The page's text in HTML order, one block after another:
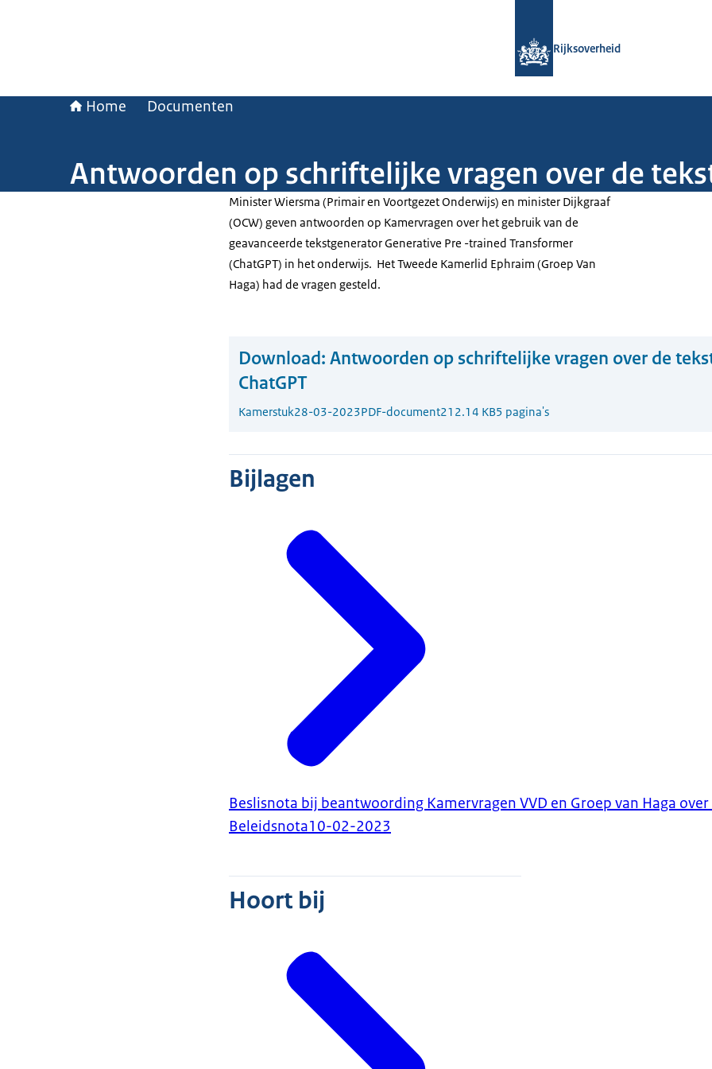
Rijksoverheid
Home Documenten
Antwoorden op schriftelijke vragen over de
Minister Wiersma (Primair en Voortgezet Onderwijs) en minister Dijkgraaf
(OCW) geven antwoorden op Kamervragen over het gebruik van de
geavanceerde tekstgenerator Generative Pre -trained Transformer
(ChatGPT) in het onderwijs. Het Tweede Kamerlid Ephraim (Groep Van
Haga) had de vragen gesteld.
Download: Antwoorden op schriftelijke vragen over de
ChatGPT
Kamerstuk28-03-2023PDF-document212.14 KB5 pagina's
Bijlagen
Beslisnota bij beantwoording Kamervragen VVD en Groep van Haga over
Beleidsnota10-02-2023
Hoort bij